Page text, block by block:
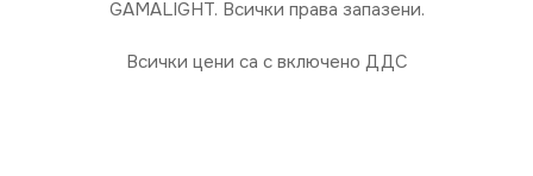
GAMALIGHT. Всички права запазени.
Всички цени са с включено ДДС